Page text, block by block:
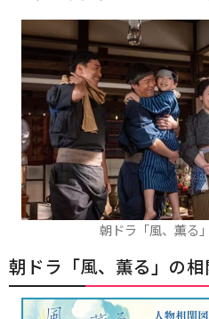
朝ドラ「風、薫る
朝ドラ「風、薫る」の相